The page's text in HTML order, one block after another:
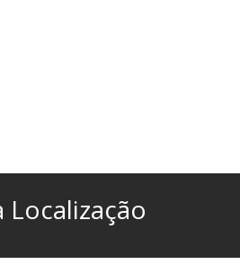
Localização